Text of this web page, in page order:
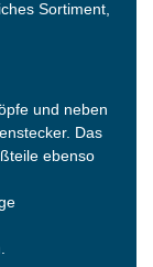
Sortiment,
und neben
Das
ebenso